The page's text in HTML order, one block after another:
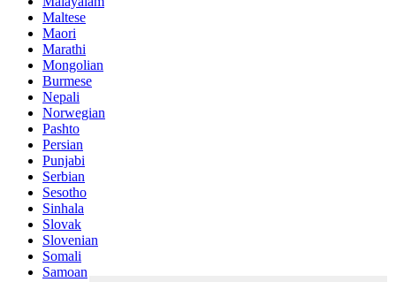
Maltese
Maori
Marathi
Mongolian
Burmese
Nepali
Norwegian
Pashto
Persian
Punjabi
Serbian
Sesotho
Sinhala
Slovak
Slovenian
Somali
Samoan